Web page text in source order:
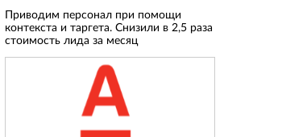
Приводим персонал при помощи
контекста и таргета. Снизили в 2,5 раза
стоимость лида за месяц